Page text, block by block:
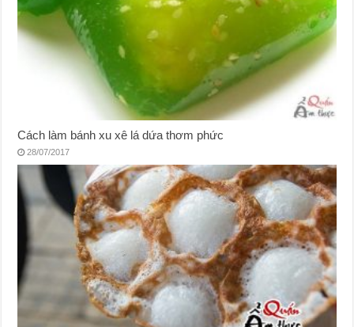
Cách làm bánh xu xê lá dứa thơm phức
28/07/2017